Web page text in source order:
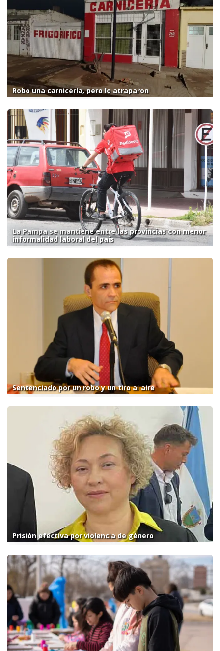
Robo una carnicería, pero lo atraparon
La Pampa se mantiene entre las provincias con menor
informalidad laboral del país
Sentenciado por un robo y un tiro al aire
Prisión efectiva por violencia de género